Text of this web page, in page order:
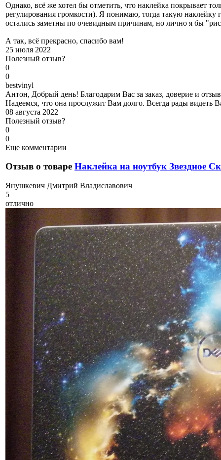
Однако, всё же хотел бы отметить, что наклейка покрывает
регулирования громкости). Я понимаю, тогда такую наклейку
остались заметны по очевидным причинам, но лично я бы
А так, всё прекрасно, спасибо вам!
25 июля 2022
Полезный отзыв?
0
0
bestvinyl
Антон, Добрый день! Благодарим Вас за заказ, доверие и
Надеемся, что она прослужит Вам долго. Всегда рады видеть
08 августа 2022
Полезный отзыв?
0
0
Еще комментарии
Отзыв о товаре Наклейка на ноутбук Звездное
Янушкевич Дмитрий Владиславович
5
отлично